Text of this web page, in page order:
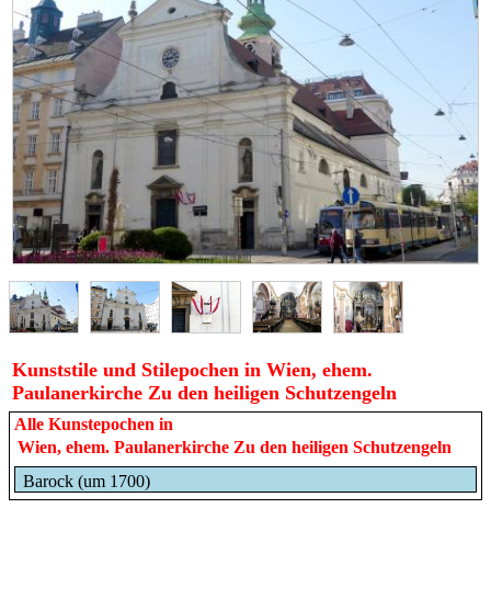
Kunststile und Stilepochen in Wien, ehem.
Paulanerkirche Zu den heiligen Schutzengeln
Alle Kunstepochen in
Wien, ehem. Paulanerkirche Zu den heiligen Schutzengeln
Barock (um 1700)